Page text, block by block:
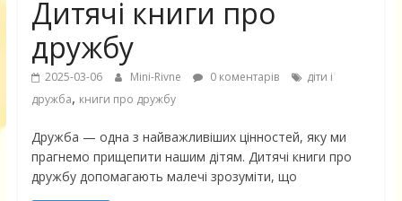
Дитячі книги про
дружбу
2025-03-06 Mini-Rivne 0 коментарів
діти і
дружба, книги про дружбу
Дружба — одна з найважливіших цінностей, яку ми
прагнемо прищепити нашим дітям. Дитячі книги про
дружбу допомагають малечі зрозуміти, що